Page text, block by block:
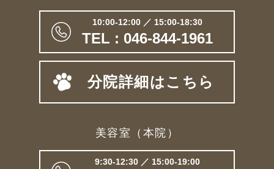
10:00-12:00 ／ 15:00-18:30
TEL : 046-844-1961
分院詳細はこちら
美容室（本院）
9:30-12:30 ／ 15:00-19:00